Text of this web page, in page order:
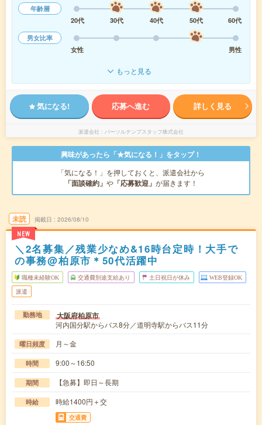
年齢層
20代
30代 40代 50代
60代
男女比率
女性
男性
もっと見る
気になる! 応募へ進む 詳しく見る
派遣会社 パーソルテンプスタッフ株式会社
興味があったら「★気になる！」をタップ！
「気になる！」を押しておくと、派遣会社から
「面談確約」 や 「応募歓迎」 が届きます！
未読
NEW
掲載日 2026/08/10
＼2名募集／残業少なめ&16時台定時！大手で
の事務@柏原市＊50代活躍中
職種未経験OK 交通費別途支給あり 土日祝日が休み WEB登録OK
派遣
勤務地 大阪府柏原市
河内国分駅からバス8分／道明寺駅からバス11分
曜日頻度 月～金
時間 9:00～16:50
期間 【急募】即日～長期
時給 時給1400円＋交
交通費